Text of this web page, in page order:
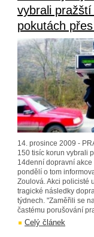
vybrali
pokutách
14. prosince 2009 -
150 tisíc korun vybrali
14denní dopravní
pondělí o tom
Zoulová. Akci policisté
tragické následky
týdnech. "Zaměřili se
častému porušování
Celý článek